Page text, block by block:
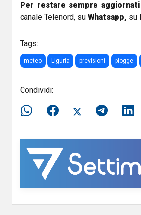
Per restare sempre aggiornati
canale Telenord, su Whatsapp, su
Tags:
meteo Liguria previsioni piogge
Condividi: